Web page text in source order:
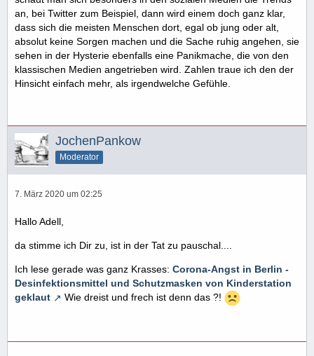
an, bei Twitter zum Beispiel, dann wird einem doch ganz klar,
dass sich die meisten Menschen dort, egal ob jung oder alt,
absolut keine Sorgen machen und die Sache ruhig angehen, sie
sehen in der Hysterie ebenfalls eine Panikmache, die von den
klassischen Medien angetrieben wird. Zahlen traue ich den der
Hinsicht einfach mehr, als irgendwelche Gefühle.
JochenPankow
Moderator
7. März 2020 um 02:25
Hallo Adell,
da stimme ich Dir zu, ist in der Tat zu pauschal....
Ich lese gerade was ganz Krasses: Corona-Angst in Berlin -
Desinfektionsmittel und Schutzmasken von Kinderstation
geklaut
Wie dreist und frech ist denn das ?!